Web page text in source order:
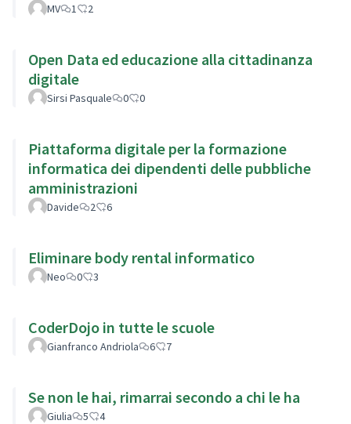
MV 1 2
Open Data ed educazione alla cittadinanza
digitale
Sirsi Pasquale 0 0
Piattaforma digitale per la formazione
informatica dei dipendenti delle pubbliche
amministrazioni
Davide 2 6
Eliminare body rental informatico
Neo 0 3
CoderDojo in tutte le scuole
Gianfranco Andriola 6 7
Se non le hai, rimarrai secondo a chi le ha
Giulia 5 4